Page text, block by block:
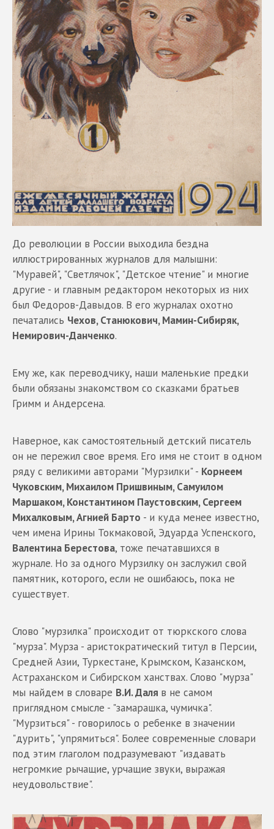
До революции в России выходила бездна
иллюстрированных журналов для малышни:
"Муравей", "Светлячок", "Детское чтение" и многие
другие - и главным редактором некоторых из них
был Федоров-Давыдов. В его журналах охотно
печатались Чехов, Станюкович, Мамин-Сибиряк,
Немирович-Данченко.
Ему же, как переводчику, наши маленькие предки
были обязаны знакомством со сказками братьев
Гримм и Андерсена.
Наверное, как самостоятельный детский писатель
он не пережил свое время. Его имя не стоит в одном
ряду с великими авторами "Мурзилки" - Корнеем
Чуковским, Михаилом Пришвиным, Самуилом
Маршаком, Константином Паустовским, Сергеем
Михалковым, Агнией Барто - и куда менее известно,
чем имена Ирины Токмаковой, Эдуарда Успенского,
Валентина Берестова, тоже печатавшихся в
журнале. Но за одного Мурзилку он заслужил свой
памятник, которого, если не ошибаюсь, пока не
существует.
Слово "мурзилка" происходит от тюркского слова
"мурза". Мурза - аристократический титул в Персии,
Средней Азии, Туркестане, Крымском, Казанском,
Астраханском и Сибирском ханствах. Слово "мурза"
мы найдем в словаре В.И. Даля в не самом
приглядном смысле - "замарашка, чумичка".
"Мурзиться" - говорилось о ребенке в значении
"дурить", "упрямиться". Более современные словари
под этим глаголом подразумевают "издавать
негромкие рычащие, урчащие звуки, выражая
неудовольствие".